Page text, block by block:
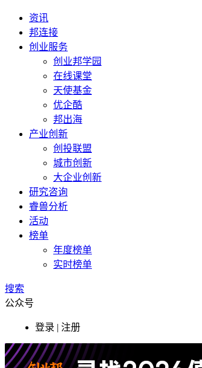
资讯
邦连接
创业服务
创业邦学园
在线课堂
天使基金
优企酷
邦出海
产业创新
创投联盟
城市创新
大企业创新
研究咨询
睿兽分析
活动
榜单
年度榜单
实时榜单
搜索
公众号
登录 | 注册